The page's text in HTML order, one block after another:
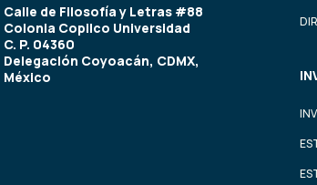
Calle de Filosofía y Letras #88
Colonia Copilco Universidad
C. P. 04360
Delegación Coyoacán, CDMX,
México